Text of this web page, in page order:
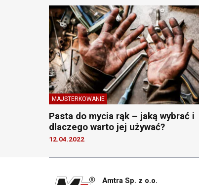
MAJSTERKOWANIE
Pasta do mycia rąk – jaką wybrać i
dlaczego warto jej używać?
12.04.2022
Amtra Sp. z o.o.